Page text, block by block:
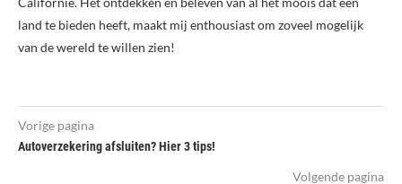
land te bieden heeft, maakt mij enthousiast om zoveel mogelijk
van de wereld te willen zien!
Vorige pagina
Autoverzekering afsluiten? Hier 3 tips!
Volgende pagina